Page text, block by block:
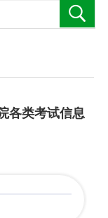
各类考试信息